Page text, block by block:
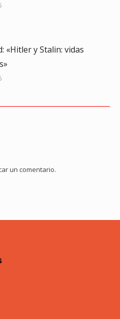
«Hitler y Stalin: vidas
un comentario.